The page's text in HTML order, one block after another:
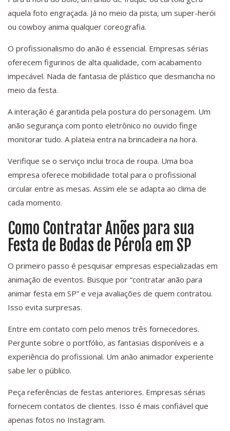
aquela foto engraçada. Já no meio da pista, um super-herói
ou cowboy anima qualquer coreografia.
O profissionalismo do anão é essencial. Empresas sérias
oferecem figurinos de alta qualidade, com acabamento
impecável. Nada de fantasia de plástico que desmancha no
meio da festa.
A interação é garantida pela postura do personagem. Um
anão segurança com ponto eletrônico no ouvido finge
monitorar tudo. A plateia entra na brincadeira na hora.
Verifique se o serviço inclui troca de roupa. Uma boa
empresa oferece mobilidade total para o profissional
circular entre as mesas. Assim ele se adapta ao clima de
cada momento.
Como Contratar Anões para sua
Festa de Bodas de Pérola em SP
O primeiro passo é pesquisar empresas especializadas em
animação de eventos. Busque por “contratar anão para
animar festa em SP” e veja avaliações de quem contratou.
Isso evita surpresas.
Entre em contato com pelo menos três fornecedores.
Pergunte sobre o portfólio, as fantasias disponíveis e a
experiência do profissional. Um anão animador experiente
sabe ler o público.
Peça referências de festas anteriores. Empresas sérias
fornecem contatos de clientes. Isso é mais confiável que
apenas fotos no Instagram.